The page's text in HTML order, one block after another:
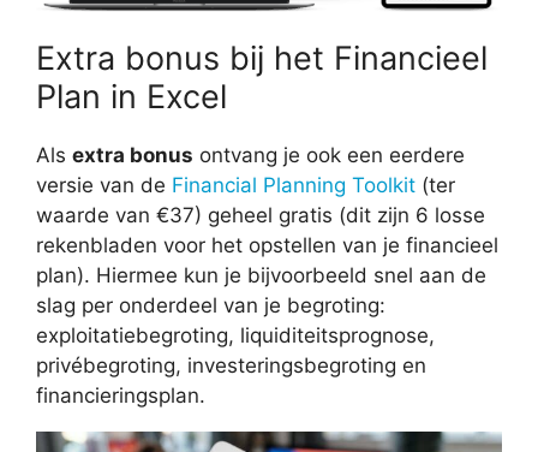
Extra bonus bij het Financieel
Plan in Excel
Als extra bonus ontvang je ook een eerdere
versie van de Financial Planning Toolkit (ter
waarde van €37) geheel gratis (dit zijn 6 losse
rekenbladen voor het opstellen van je financieel
plan). Hiermee kun je bijvoorbeeld snel aan de
slag per onderdeel van je begroting:
exploitatiebegroting, liquiditeitsprognose,
privébegroting, investeringsbegroting en
financieringsplan.